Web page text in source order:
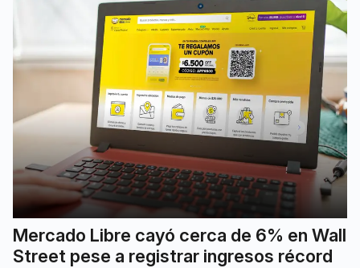
Mercado Libre cayó cerca de 6% en Wall
Street pese a registrar ingresos récord